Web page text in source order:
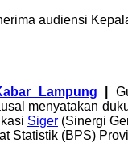
audiensi
Lampung
menyatakan
Siger (Sinergi
Statistik (BPS)